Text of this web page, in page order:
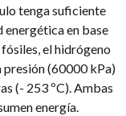
tenga suficiente
energética en base
el hidrógeno
presión (60000 kPa)
(- 253 ºC). Ambas
energía.